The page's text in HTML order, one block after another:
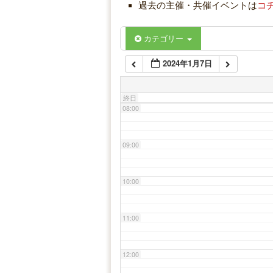
過去の主催・共催イベントはコ
カテゴリー
2024年1月7日
終日
06:00
07:00
08:00
09:00
10:00
11:00
12:00